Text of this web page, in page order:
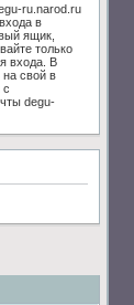
ru.narod.ru
в
ящик,
только
входа. В
свой в
с
degu-